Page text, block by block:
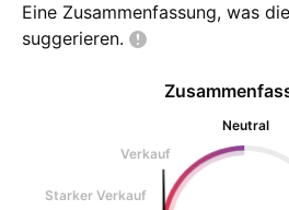
Eine Zusammenfassung, was
suggerieren.
Neutral
Verkauf
Starker Verkauf